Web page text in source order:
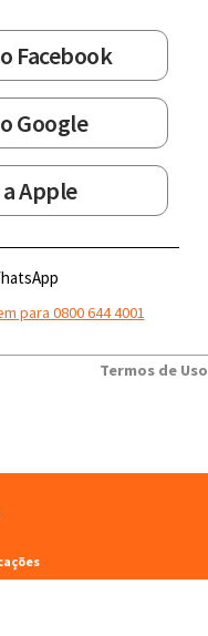
Facebook
Google
Apple
para 0800 644 4001
Termos de Uso